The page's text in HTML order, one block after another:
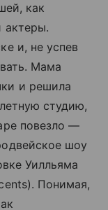
как
актеры.
и, не успев
Мама
и решила
студию,
повезло —
шоу
Уилльяма
Понимая,